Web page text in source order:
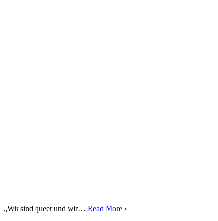
„Wir sind queer und wir… Read More »